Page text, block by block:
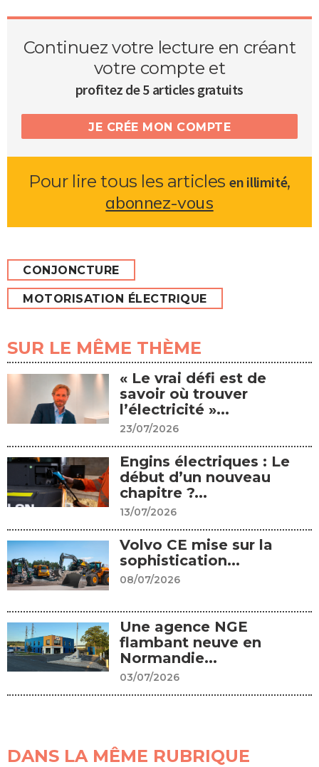
Continuez votre lecture en créant
votre compte et
profitez de 5 articles gratuits
JE CRÉE MON COMPTE
Pour lire tous les articlesen illimité,
abonnez-vous
CONJONCTURE
MOTORISATION ÉLECTRIQUE
SUR LE MÊME THÈME
« Le vrai défi est de
savoir où trouver
l’électricité »...
23/07/2026
Engins électriques : Le
début d’un nouveau
chapitre ?...
13/07/2026
Volvo CE mise sur la
sophistication...
08/07/2026
Une agence NGE
flambant neuve en
Normandie...
03/07/2026
DANS LA MÊME RUBRIQUE